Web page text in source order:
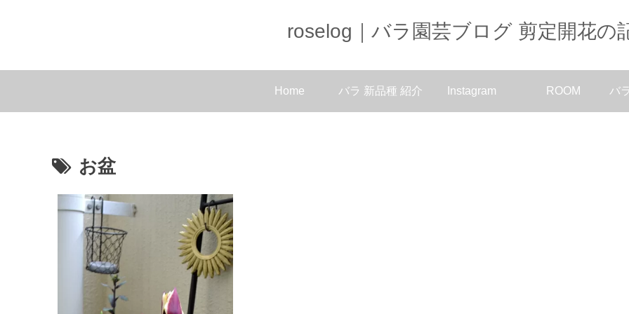
roselog｜バラ園芸ブログ 剪定開花の
Home バラ 新品種 紹介 Instagram ROOM バ
お盆